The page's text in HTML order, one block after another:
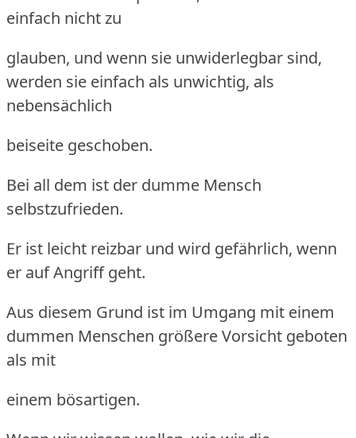
einfach nicht zu
glauben, und wenn sie unwiderlegbar sind,
werden sie einfach als unwichtig, als
nebensächlich
beiseite geschoben.
Bei all dem ist der dumme Mensch
selbstzufrieden.
Er ist leicht reizbar und wird gefährlich, wenn
er auf Angriff geht.
Aus diesem Grund ist im Umgang mit einem
dummen Menschen größere Vorsicht geboten
als mit
einem bösartigen.